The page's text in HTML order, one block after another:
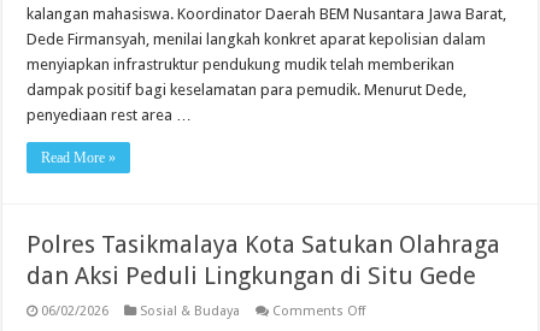
kalangan mahasiswa. Koordinator Daerah BEM Nusantara Jawa Barat,
Dede Firmansyah, menilai langkah konkret aparat kepolisian dalam
menyiapkan infrastruktur pendukung mudik telah memberikan
dampak positif bagi keselamatan para pemudik. Menurut Dede,
penyediaan rest area …
Read More »
Polres Tasikmalaya Kota Satukan Olahraga
dan Aksi Peduli Lingkungan di Situ Gede
06/02/2026 Sosial & Budaya Comments Offon